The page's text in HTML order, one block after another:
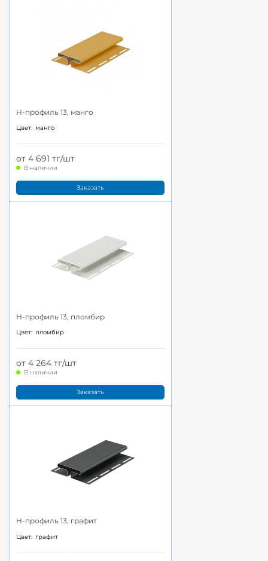
H-профиль 13, манго
Цвет: манго
от 4 691 тг/шт
В наличии
Заказать
H-профиль 13, пломбир
Цвет: пломбир
от 4 264 тг/шт
В наличии
Заказать
H-профиль 13, графит
Цвет: графит